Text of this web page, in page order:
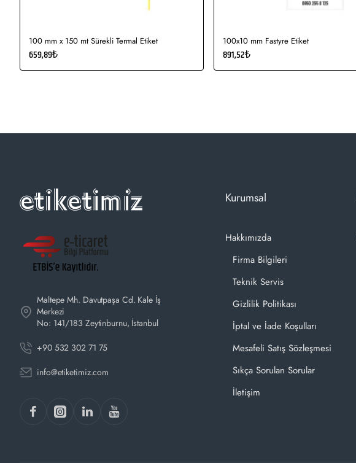
100 mm x 150 mt Sürekli Termal Etiket
659,89₺
100x10 mm Fastyre Etiket
891,52₺
Maltepe Mh. Davutpaşa Cd. Kale İş
Merkezi
No: 141/183 Zeytinburnu, İstanbul
+90 532 302 71 75
info@etiketimiz.com
Kurumsal
Hakkımızda
Firma Bilgileri
Teknik Servis
Gizlilik Politikası
İptal ve İade Koşulları
Mesafeli Satış Sözleşmesi
Sıkça Sorulan Sorular
İletişim